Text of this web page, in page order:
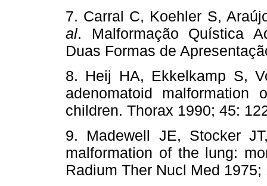
7. Carral C, Koehler S,
al. Malformação Quística
Duas Formas de
8. Heij HA, Ekkelkamp S,
adenomatoid
children. Thorax 1990; 45:
9. Madewell JE, Stocker
malformation of the lung:
Radium Ther Nucl Med 1975;